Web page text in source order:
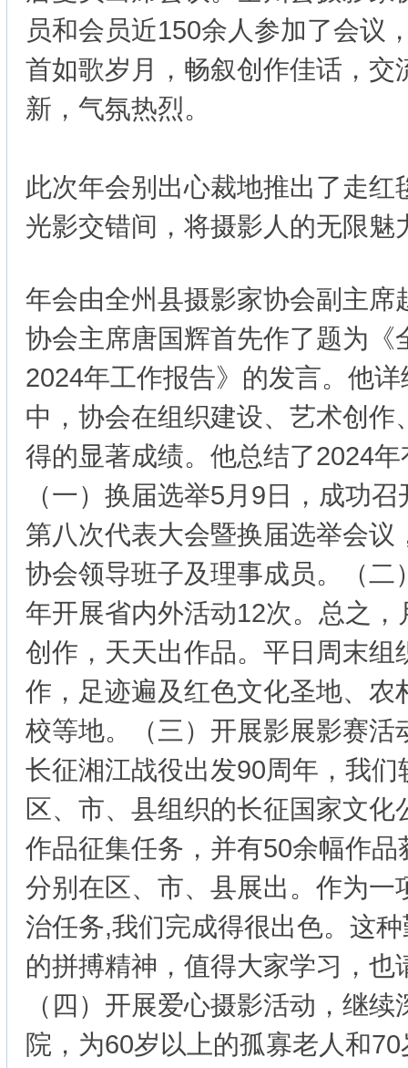
员和会员近150余人参加了会议
首如歌岁月，畅叙创作佳话，交
新，气氛热烈。
此次年会别出心裁地推出了走红
光影交错间，将摄影人的无限魅
年会由全州县摄影家协会副主席
协会主席唐国辉首先作了题为《
2024年工作报告》的发言。他
中，协会在组织建设、艺术创作
得的显著成绩。他总结了2024
（一）换届选举5月9日，成功
第八次代表大会暨换届选举会议
协会领导班子及理事成员。（二
年开展省内外活动12次。总之
创作，天天出作品。平日周末组
作，足迹遍及红色文化圣地、农
校等地。（三）开展影展影赛活
长征湘江战役出发90周年，我
区、市、县组织的长征国家文化
作品征集任务，并有50余幅作
分别在区、市、县展出。作为一
治任务,我们完成得很出色。这
的拼搏精神，值得大家学习，也
（四）开展爱心摄影活动，继
院，为60岁以上的孤寡老人和